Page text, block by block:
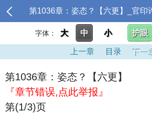
第1036章：姿态？【六更】_官印
字体： 大 中 小 护眼
上一章 目录 下一
第1036章：姿态？【六更】
『章节错误,点此举报』
第(1/3)页